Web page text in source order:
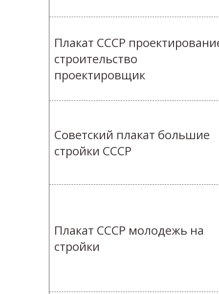
Плакат СССР
строительство
проектировщик
Советский плакат большие
стройки СССР
Плакат СССР молодежь на
стройки